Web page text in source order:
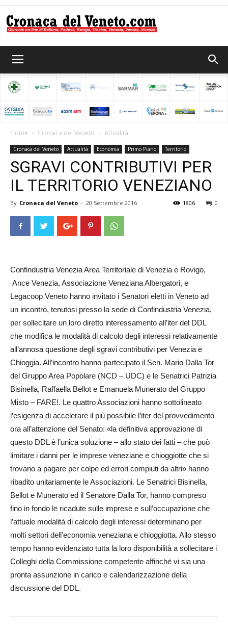
del
Veneto
Home Cronaca del Veneto Attualità
Cronaca del Veneto Attualità Economia Primo Piano Territorio
SGRAVI CONTRIBUTIVI PER
IL TERRITORIO VENEZIANO
By Cronaca del Veneto - 20 Settembre 2016 0
1806
Confindustria Venezia Area Ter­ritoria­le di Venezia e Rovigo,
An­ce Venezia, Associazione Vene­zia­na Albergatori, e
Legacoop Ve­neto hanno invitato i Senatori eletti in Veneto ad
un incontro, te­nutosi presso la sede di Con­findustria Venezia,
per sollecitare un loro diretto interessamento al­l’iter del DDL
che modifica le modalità di calcolo degli interessi relativamente
all’annosa questione degli sgravi contributivi per Venezia e
Chioggia. All’incontro hanno partecipato il Sen. Mario Dalla Tor
del Gruppo Area Popolare (NCD – UDC) e le Senatrici Patrizia
Bisinella, Raffaella Bellot e Emanuela Munerato del Gruppo
Misto – FARE!. Le quattro Associazioni hanno sottolineato
l’esigenza di accelerare il più possibile l’iter del provvedimento
ora all’attenzione del Senato: «la definitiva approvazione di
questo DDL è l’unica soluzione – allo stato dei fatti – che può
limitare i danni per le imprese veneziane e chioggiotte che si
trovano a pagare per colpe ed errori compiuti da altri» hanno
ribadito unitariamente le Associa­zioni. Le Senatrici Bisinella,
Bellot e Munerato ed il Senatore Dalla Tor, hanno compreso
fino in fondo le ricadute sulle imprese e sull’occupazione che
l’attuale modalità di calcolo degli interessi determinano per
molti settori dell’economia veneziana e chioggiotta. Allo stesso
tempo hanno evidenziato tutta la loro disponibilità a sollecitare i
Colleghi della Commissione competente affinché vi sia una
pronta assunzione in carico e calendarizzazione della
discussione del DDL.